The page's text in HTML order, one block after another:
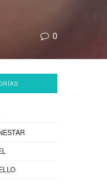
0